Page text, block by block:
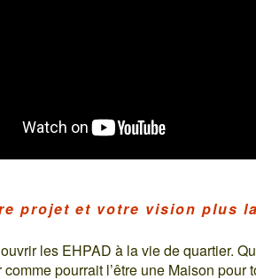
projet et votre vision plus
les EHPAD à la vie de quartier.
pourrait l’être une Maison pour